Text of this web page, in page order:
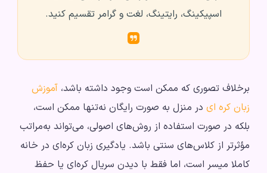
اسپیکینگ، رایتینگ، لغت و گرامر تقسیم کنید.
برخلاف تصوری که ممکن است وجود داشته باشد، آموزش
زبان کره ای در منزل به صورت رایگان نه‌تنها ممکن است،
بلکه در صورت استفاده از روش‌های اصولی، می‌تواند به‌مراتب
مؤثرتر از کلاس‌های سنتی باشد. یادگیری زبان کره‌ای در خانه
کاملا میسر است، اما فقط با دیدن سریال کره‌ای یا حفظ